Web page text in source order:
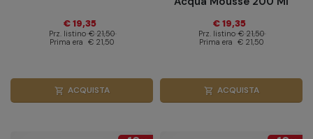
€ 19,35
Prz. listino € 21,50
Prima era € 21,50
shopping_cart ACQUISTA
€ 19,35
Prz. listino € 21,50
Prima era € 21,50
shopping_cart ACQUISTA